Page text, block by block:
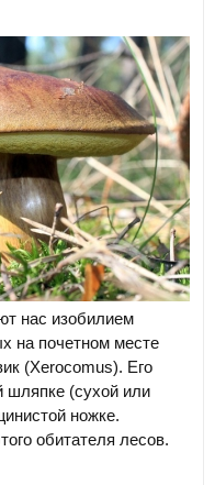
нас изобилием
на почетном месте
(Xerocomus). Его
шляпке (сухой или
ножке.
обитателя лесов.